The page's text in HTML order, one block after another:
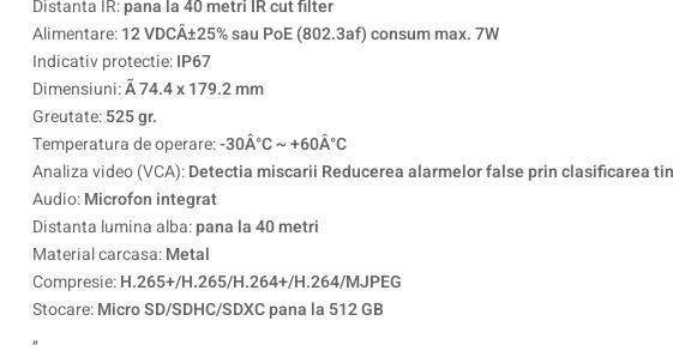
Distanta IR:pana la 40 metri IR cut filter
Alimentare:12 VDCÂ±25% sau PoE (802.3af) consum max. 7W
Indicativ protectie:IP67
Dimensiuni:Ã 74.4 x 179.2 mm
Greutate:525 gr.
Temperatura de operare:-30Â°C ~ +60Â°C
Analiza video (VCA):Detectia miscarii Reducerea alarmelor false prin clasificarea
Audio:Microfon integrat
Distanta lumina alba:pana la 40 metri
Material carcasa:Metal
Compresie:H.265+/H.265/H.264+/H.264/MJPEG
Stocare:Micro SD/SDHC/SDXC pana la 512 GB
„